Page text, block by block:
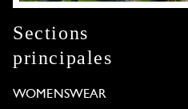
Sections
principales
WOMENSWEAR